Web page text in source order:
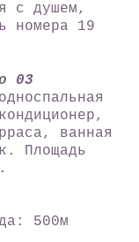
с душем,
номера 19
03
ванная
Площадь
500м